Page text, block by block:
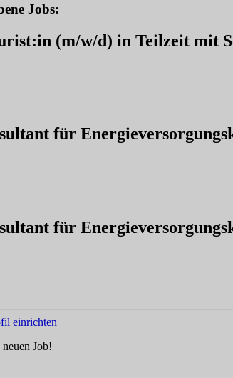
Jobs:
(m/w/d) in Teilzeit mit
für
für
einrichten
Job!